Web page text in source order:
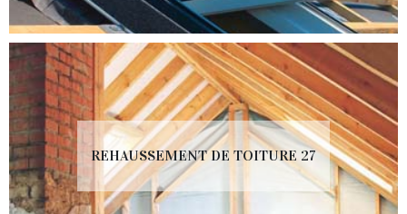
REHAUSSEMENT DE TOITURE 27